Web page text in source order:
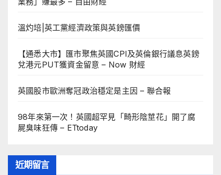
溫灼培|英工黨經濟政策與英鎊匯價
【通悉大市】匯市聚焦英國CPI及英倫銀行議息英鎊
兌港元PUT獲資金留意 – Now 財經
英國股市歐洲奪冠政治穩定是主因 – 聯合報
98年來第一次！英國超罕見「畸形陰莖花」開了腐
屍臭味狂傳 – ETtoday
近期留言